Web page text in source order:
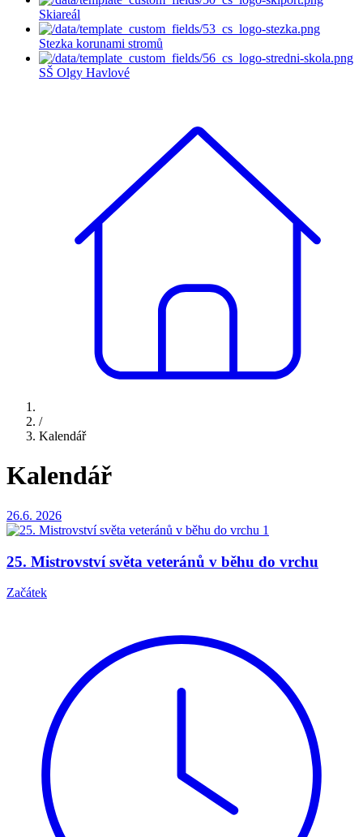
Skiareál
Stezka korunami stromů
SŠ Olgy Havlové
/
Kalendář
Kalendář
26.6. 2026
25. Mistrovství světa veteránů v běhu do vrchu
Začátek